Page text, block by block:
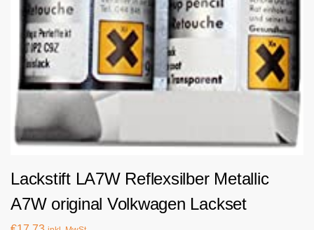
Lackstift LA7W Reflexsilber Metallic
A7W original Volkwagen Lackset